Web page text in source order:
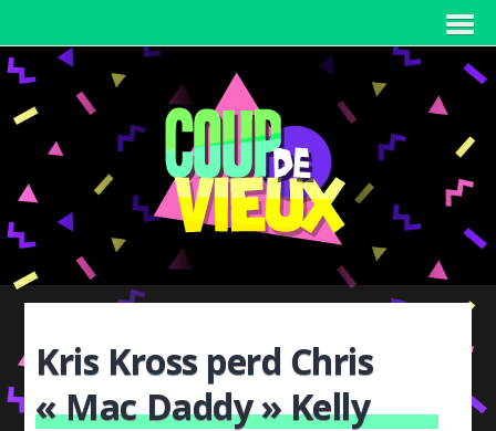
Kris Kross perd Chris
« Mac Daddy » Kelly